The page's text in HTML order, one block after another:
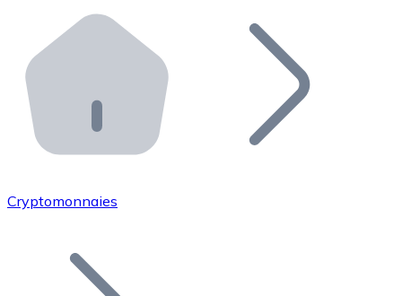
Distributeurs automatiques Bitnovo
Intégrez un ATM Bitnovo dans votre entreprise et
API Bitnovo
Intégrez notre API dans votre écosystème.
Rejoignez notre réseau de distributeurs et
Ajoutez le token de votre projet à notre service
Cryptomonnaies